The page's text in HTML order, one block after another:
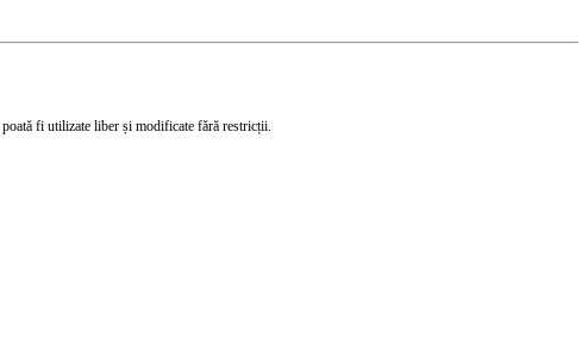
fi utilizate liber și modificate fără restricții.